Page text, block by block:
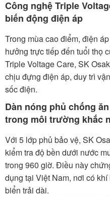
Công nghệ Triple
biến động điện áp
Trong mùa cao điểm, điện
hưởng trực tiếp đến tuổi thọ
Triple Voltage Care, SK
chịu đựng điện áp, duy trì
sốc điện.
Dàn nóng phủ chống
trong môi trường khắc
Với 5 lớp phủ bảo vệ, SK
kiểm tra độ bền dưới nước
trong 960 giờ. Điều này
dụng tại Việt Nam, nơi có
biển trải dài.